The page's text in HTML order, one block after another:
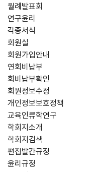
월례발표회
연구윤리
각종서식
회원실
회원가입안내
연회비납부
회비납부확인
회원정보수정
개인정보보호정책
교육인류학연구
학회지소개
학회지검색
편집발간규정
윤리규정